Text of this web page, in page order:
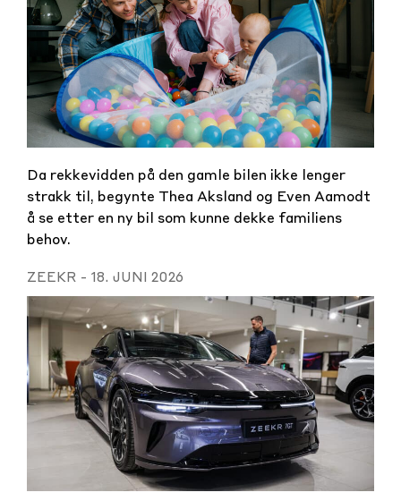
Da rekkevidden på den gamle bilen ikke lenger
strakk til, begynte Thea Aksland og Even Aamodt
å se etter en ny bil som kunne dekke familiens
behov.
ZEEKR - 18. JUNI 2026